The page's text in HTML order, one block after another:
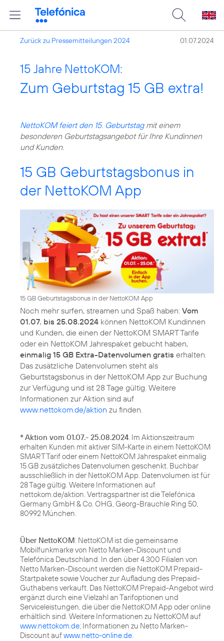
Zurück zu Pressemitteilungen 2024 01.07.2024
15 Jahre NettoKOM:
Zum Geburtstag 15 GB extra!
NettoKOM feiert den 15. Geburtstagmit einem
besonderen Geburtstagsangebot für Ihre Kundinnen
und Kunden.
15 GB Geburtstagsbonus in
der NettoKOM App
15 GB Geburtstagsbonus in der NettoKOM App
Noch mehr surfen, streamen und Spaß haben: Vom
01.07. bis 25.08.2024 können NettoKOM Kundinnen
und Kunden, die einen der NettoKOM SMART Tarife
oder ein NettoKOM Jahrespaket gebucht haben,
einmalig 15 GB Extra-Datenvolumen gratis erhalten.
Das zusätzliche Datenvolumen steht als
Geburtstagsbonus in der NettoKOM App zur Buchung
zur Verfügung und ist 28 Tage gültig. Weitere
Informationen zur Aktion sind auf
www.nettokom.de/aktion zu finden.
*Aktion vom 01.07.- 25.08.2024. Im Aktionszeitraum
erhalten Kunden mit aktiver SIM-Karte in einem NettoKOM
SMART Tarif oder einem NettoKOM Jahrespaket einmalig
15 GB zusätzliches Datenvolumen geschenkt. Buchbar
ausschließlich in der NettoKOM App. Datenvolumen ist für
28 Tage gültig. Weitere Informationen auf
nettokom.de/aktion. Vertragspartner ist die Telefónica
Germany GmbH & Co. OHG, Georg-Brauchle Ring 50,
80992 München.
Über NettoKOM: NettoKOM ist die gemeinsame
Mobilfunkmarke von Netto Marken-Discount und
Telefónica Deutschland. In den über 4.300 Filialen von
Netto Marken-Discount werden die NettoKOM Prepaid-
Startpakete sowie Voucher zur Aufladung des Prepaid-
Guthabens verkauft. Das NettoKOM Prepaid-Angebot wird
ergänzt durch eine Vielzahl an Tarifoptionen und
Serviceleistungen, die über die NettoKOM App oder online
erhältlich sind. Weitere Informationen zu NettoKOM auf
www.nettokom.de; Informationen zu Netto Marken-
Discount aufwww.netto-online.de